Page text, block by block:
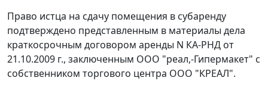
Право истца на сдачу помещения в субаренду
подтверждено представленным в материалы дела
краткосрочным договором аренды N КА-РНД от
21.10.2009 г., заключенным ООО "реал,-Гипермакет" с
собственником торгового центра ООО "КРЕАЛ".